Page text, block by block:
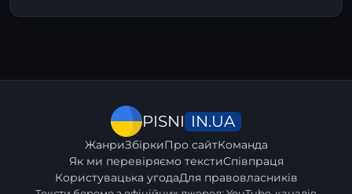
PISNI IN.UA
ЖанриЗбіркиПро сайтКоманда
Як ми перевіряємо текстиСпівпраця
Користувацька угодаДля правовласників